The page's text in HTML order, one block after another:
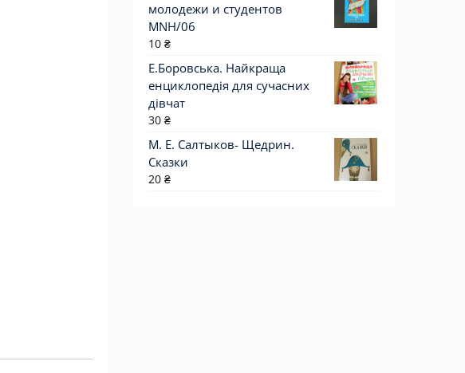
молодежи и студентов
MNH/06
10 ₴
Е.Боровська. Найкраща
енциклопедія для сучасних
дівчат
30 ₴
М. Е. Салтыков- Щедрин.
Сказки
20 ₴